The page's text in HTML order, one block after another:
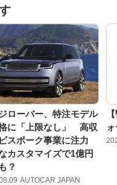
ローバー、特注モデル
に「上限なし」 高収
スポーク事業に注力
カスタマイズで1億円
？
AUTOCAR JAPAN